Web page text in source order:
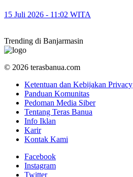
15 Juli 2026 - 11:02 WITA
Trending di Banjarmasin
© 2026 terasbanua.com
Ketentuan dan Kebijakan Privacy
Panduan Komunitas
Pedoman Media Siber
Tentang Teras Banua
Info Iklan
Karir
Kontak Kami
Facebook
Instagram
Twitter